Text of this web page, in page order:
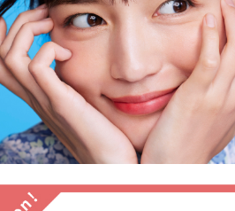
お知らせを受